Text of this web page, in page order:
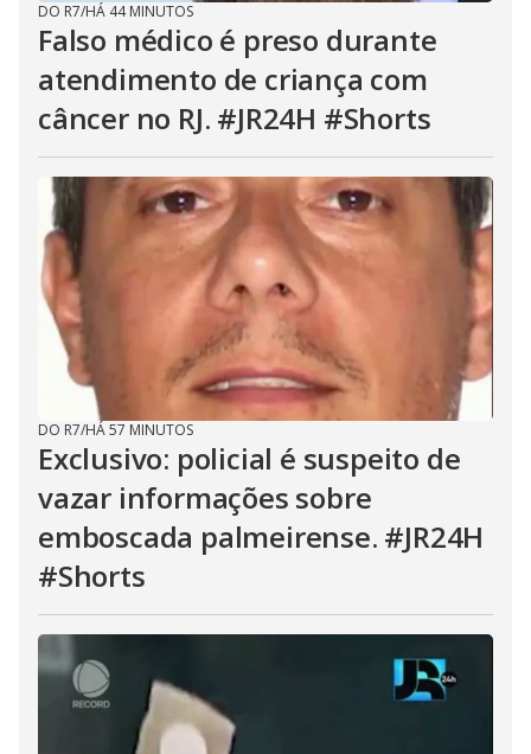
DO R7/HÁ 44 MINUTOS
Falso médico é preso durante
atendimento de criança com
câncer no RJ. #JR24H #Shorts
DO R7/HÁ 57 MINUTOS
Exclusivo: policial é suspeito de
vazar informações sobre
emboscada palmeirense. #JR24H
#Shorts